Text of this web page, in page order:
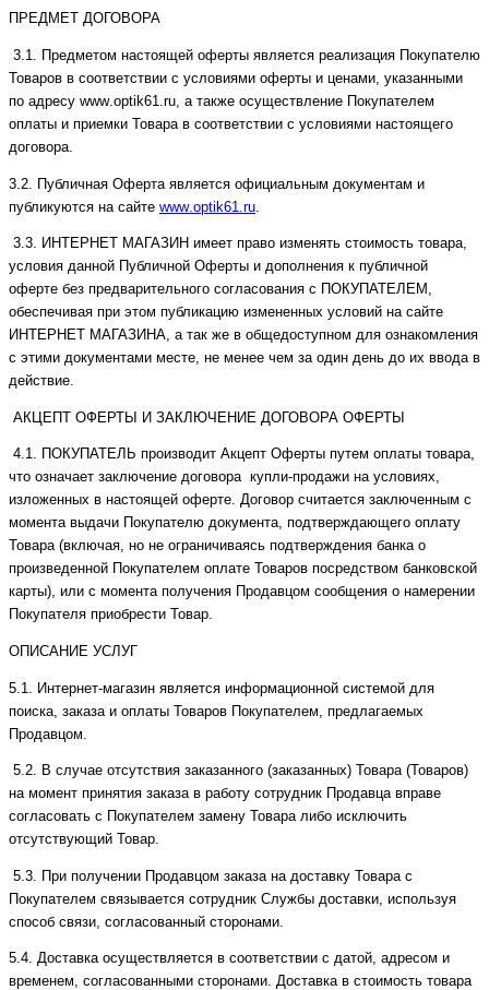
ПРЕДМЕТ ДОГОВОРА
3.1. Предметом настоящей оферты является реализация Покупателю
Товаров в соответствии с условиями оферты и ценами, указанными
по адресу www.optik61.ru, а также осуществление Покупателем
оплаты и приемки Товара в соответствии с условиями настоящего
договора.
3.2. Публичная Оферта является официальным документам и
публикуются на сайте www. optik61. ru
3.3. ИНТЕРНЕТ МАГАЗИН имеет право изменять стоимость товара,
условия данной Публичной Оферты и дополнения к публичной
оферте без предварительного согласования с ПОКУПАТЕЛЕМ,
обеспечивая при этом публикацию измененных условий на сайте
ИНТЕРНЕТ МАГАЗИНА, а так же в общедоступном для ознакомления
с этими документами месте, не менее чем за один день до их ввода в
действие.
АКЦЕПТ ОФЕРТЫ И ЗАКЛЮЧЕНИЕ ДОГОВОРА ОФЕРТЫ
4.1. ПОКУПАТЕЛЬ производит Акцепт Оферты путем оплаты товара,
что означает заключение договора купли-продажи на условиях,
изложенных в настоящей оферте. Договор считается заключенным с
момента выдачи Покупателю документа, подтверждающего оплату
Товара (включая, но не ограничиваясь подтверждения банка о
произведенной Покупателем оплате Товаров посредством банковской
карты), или с момента получения Продавцом сообщения о намерении
Покупателя приобрести Товар.
ОПИСАНИЕ УСЛУГ
5.1. Интернет-магазин является информационной системой для
поиска, заказа и оплаты Товаров Покупателем, предлагаемых
Продавцом.
5.2. В случае отсутствия заказанного (заказанных) Товара (Товаров)
на момент принятия заказа в работу сотрудник Продавца вправе
согласовать с Покупателем замену Товара либо исключить
отсутствующий Товар.
5.3. При получении Продавцом заказа на доставку Товара с
Покупателем связывается сотрудник Службы доставки, используя
способ связи, согласованный сторонами.
5.4. Доставка осуществляется в соответствии с датой, адресом и
временем, согласованными сторонами. Доставка в стоимость товара